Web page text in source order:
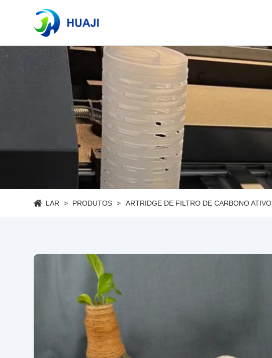
LAR PRODUTOS ARTRIDGE DE FILTRO DE CARBONO ATIVO